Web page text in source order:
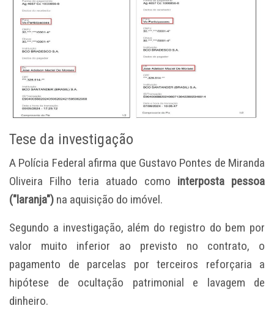
Tese da investigação
A Polícia Federal afirma que Gustavo Pontes de Miranda
Oliveira Filho teria atuado como interposta pessoa
("laranja") na aquisição do imóvel.
Segundo a investigação, além do registro do bem por
valor muito inferior ao previsto no contrato, o
pagamento de parcelas por terceiros reforçaria a
hipótese de ocultação patrimonial e lavagem de
dinheiro.